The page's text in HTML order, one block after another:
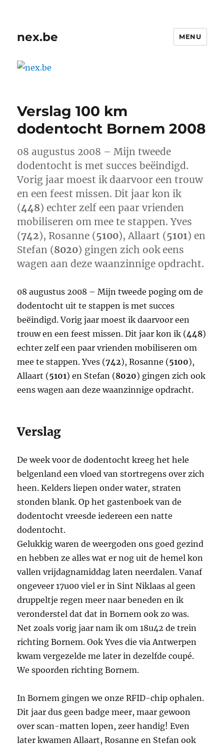
nex.be MENU
Verslag 100 km
dodentocht Bornem 2008
08 augustus 2008 – Mijn tweede
dodentocht is met succes beëindigd.
Vorig jaar moest ik daarvoor een trouw
en een feest missen. Dit jaar kon ik
(448) echter zelf een paar vrienden
mobiliseren om mee te stappen. Yves
(742), Rosanne (5100), Allaart (5101) en
Stefan (8020) gingen zich ook eens
wagen aan deze waanzinnige opdracht.
08 augustus 2008 – Mijn tweede poging om de
dodentocht uit te stappen is met succes
beëindigd. Vorig jaar moest ik daarvoor een
trouw en een feest missen. Dit jaar kon ik (448)
echter zelf een paar vrienden mobiliseren om
mee te stappen. Yves (742), Rosanne (5100),
Allaart (5101) en Stefan (8020) gingen zich ook
eens wagen aan deze waanzinnige opdracht.
Verslag
De week voor de dodentocht kreeg het hele
belgenland een vloed van stortregens over zich
heen. Kelders liepen onder water, straten
stonden blank. Op het gastenboek van de
dodentocht vreesde iedereen een natte
dodentocht.
Gelukkig waren de weergoden ons goed gezind
en hebben ze alles wat er nog uit de hemel kon
vallen vrijdagnamiddag laten neerdalen. Vanaf
ongeveer 17u00 viel er in Sint Niklaas al geen
druppeltje regen meer naar beneden en ik
veronderstel dat dat in Bornem ook zo was.
Net zoals vorig jaar nam ik om 18u42 de trein
richting Bornem. Ook Yves die via Antwerpen
kwam vergezelde me later in dezelfde coupé.
We spoorden richting Bornem.
In Bornem gingen we onze RFID-chip ophalen.
Dit jaar dus geen badge meer, maar gewoon
over scan-matten lopen, zeer handig! Even
later kwamen Allaart, Rosanne en Stefan ook